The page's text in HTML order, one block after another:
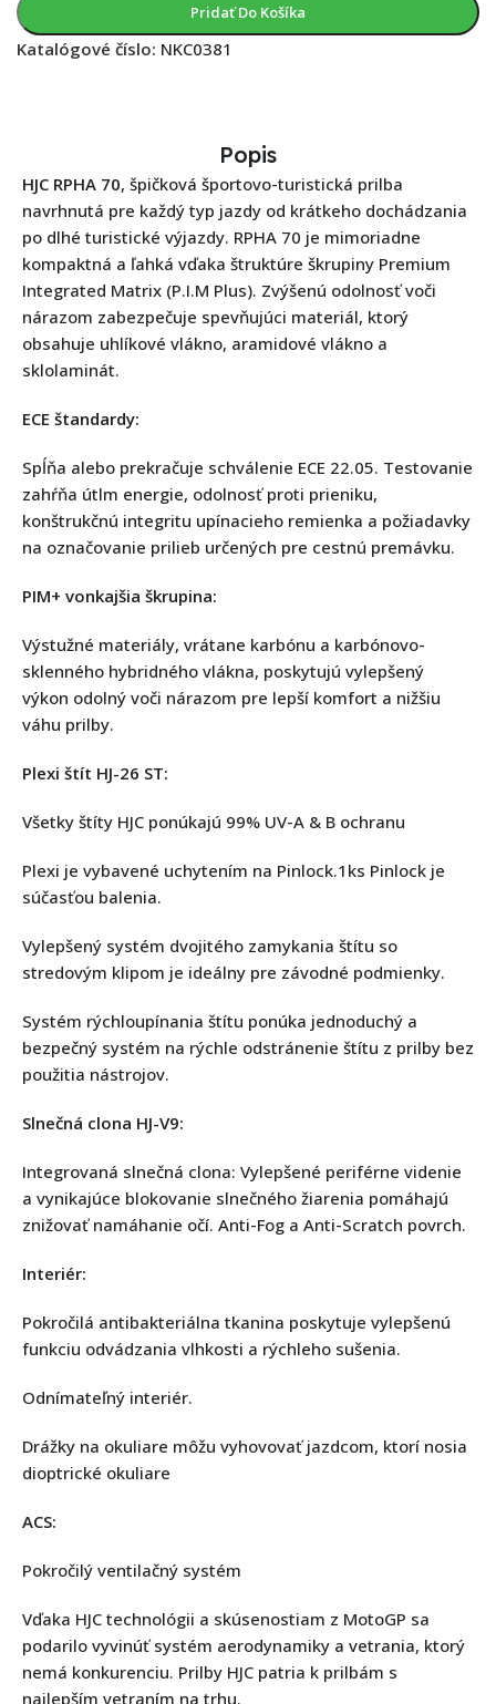
Pridať Do Košíka
Katalógové číslo: NKC0381
Popis
HJC RPHA 70, špičková športovo-turistická prilba
navrhnutá pre každý typ jazdy od krátkeho dochádzania
po dlhé turistické výjazdy. RPHA 70 je mimoriadne
kompaktná a ľahká vďaka štruktúre škrupiny Premium
Integrated Matrix (P.I.M Plus). Zvýšenú odolnosť voči
nárazom zabezpečuje spevňujúci materiál, ktorý
obsahuje uhlíkové vlákno, aramidové vlákno a
sklolaminát.
ECE štandardy:
Spĺňa alebo prekračuje schválenie ECE 22.05. Testovanie
zahŕňa útlm energie, odolnosť proti prieniku,
konštrukčnú integritu upínacieho remienka a požiadavky
na označovanie prilieb určených pre cestnú premávku.
PIM+ vonkajšia škrupina:
Výstužné materiály, vrátane karbónu a karbónovo-
sklenného hybridného vlákna, poskytujú vylepšený
výkon odolný voči nárazom pre lepší komfort a nižšiu
váhu prilby.
Plexi štít HJ-26 ST:
Všetky štíty HJC ponúkajú 99% UV-A & B ochranu
Plexi je vybavené uchytením na Pinlock.1ks Pinlock je
súčasťou balenia.
Vylepšený systém dvojitého zamykania štítu so
stredovým klipom je ideálny pre závodné podmienky.
Systém rýchloupínania štítu ponúka jednoduchý a
bezpečný systém na rýchle odstránenie štítu z prilby bez
použitia nástrojov.
Slnečná clona HJ-V9:
Integrovaná slnečná clona: Vylepšené periférne videnie
a vynikajúce blokovanie slnečného žiarenia pomáhajú
znižovať namáhanie očí. Anti-Fog a Anti-Scratch povrch.
Interiér:
Pokročilá antibakteriálna tkanina poskytuje vylepšenú
funkciu odvádzania vlhkosti a rýchleho sušenia.
Odnímateľný interiér.
Drážky na okuliare môžu vyhovovať jazdcom, ktorí nosia
dioptrické okuliare
ACS:
Pokročilý ventilačný systém
Vďaka HJC technológii a skúsenostiam z MotoGP sa
podarilo vyvinúť systém aerodynamiky a vetrania, ktorý
nemá konkurenciu. Prilby HJC patria k prilbám s
najlepším vetraním na trhu.